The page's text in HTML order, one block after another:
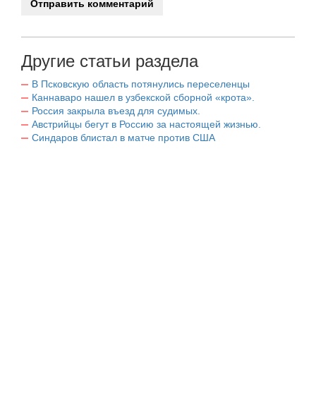
Другие статьи раздела
В Псковскую область потянулись переселенцы
Каннаваро нашел в узбекской сборной «крота».
Россия закрыла въезд для судимых.
Австрийцы бегут в Россию за настоящей жизнью.
Синдаров блистал в матче против США